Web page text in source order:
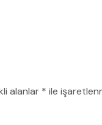
alanlar * ile